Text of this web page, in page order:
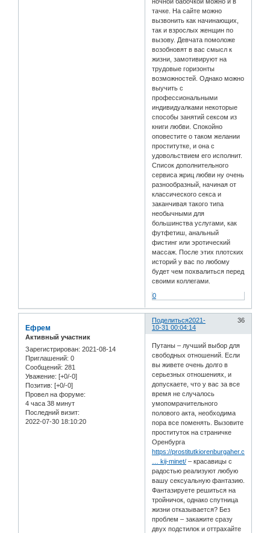
ночной бабочкой можно и в
тачке. На сайте можно
вызвонить как начинающих,
так и взрослых женщин по
вызову. Девчата помоложе
возобновят в вас смысл к
жизни, замотивируют на
трудовые горизонты
возможностей. Однако можно
выучить с
профессиональными
индивидуалками некоторые
способы занятий сексом из
книги любви. Спокойно
оповестите о таком желании
проститутке, и она с
удовольствием его исполнит.
Список дополнительного
сервиса жриц любви ну очень
разнообразный, начиная от
классического секса и
заканчивая такого типа
необычными для
большинства услугами, как
футфетиш, анальный
фистинг или эротический
массаж. После этих плотских
историй у вас по любому
будет чем похвалиться перед
своими коллегами.
0
Поделиться 36
2021-
10-31 00:04:14
Ефрем
Активный участник
Зарегистрирован: 2021-08-14
Приглашений: 0
Сообщений: 281
Уважение: [+0/-0]
Позитив: [+0/-0]
Провел на форуме:
4 часа 38 минут
Последний визит:
2022-07-30 18:10:20
Путаны – лучший выбор для
свободных отношений. Если
вы живете очень долго в
серьезных отношениях, и
допускаете, что у вас за все
время не случалось
умопомрачительного
полового акта, необходима
пора все поменять. Вызовите
проституток на страничке
Оренбурга
https://prostitutkiorenburgaher.com/ser
… kij-minet/ – красавицы с
радостью реализуют любую
вашу сексуальную фантазию.
Фантазируете решиться на
тройничок, однако спутница
жизни отказывается? Без
проблем – закажите сразу
двух подстилок и оттрахайте